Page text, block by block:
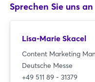
Sprechen Sie uns an
Lisa-Marie Skacel
Content Marketing
Deutsche Messe
+49 511 89 - 31379